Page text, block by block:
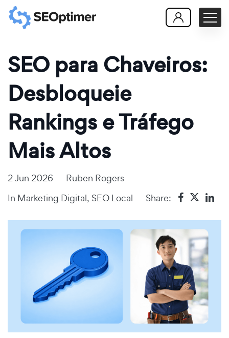
SEO para Chaveiros:
Desbloqueie
Rankings e Tráfego
Mais Altos
2 Jun 2026
Ruben Rogers
In Marketing Digital, SEO Local Share: